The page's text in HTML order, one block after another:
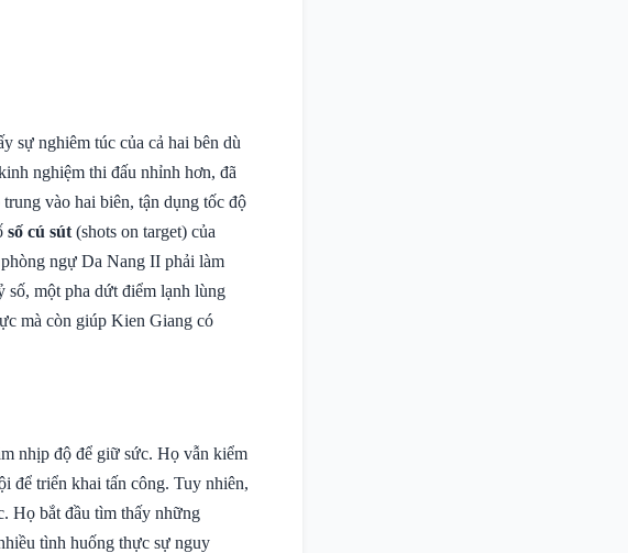
sự nghiêm túc của cả hai bên dù
nghiệm thi đấu nhỉnh hơn, đã
vào hai biên, tận dụng tốc độ
số cú sút (shots on target) của
ngự Da Nang II phải làm
số, một pha dứt điểm lạnh lùng
mà còn giúp Kien Giang có
nhịp độ để giữ sức. Họ vẫn kiểm
để triển khai tấn công. Tuy nhiên,
Họ bắt đầu tìm thấy những
tình huống thực sự nguy